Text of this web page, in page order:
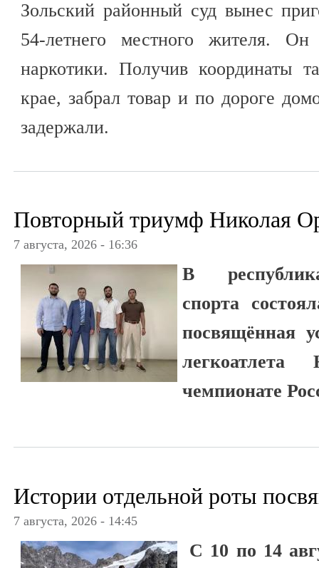
Зольский районный суд вынес
54-летнего местного жителя. Он
наркотики. Получив координаты
крае, забрал товар и по дороге
задержали.
Повторный триумф Николая
7 августа, 2026 - 16:36
В
спорта
посвящённая
чемпионате
Истории отдельной роты
7 августа, 2026 - 14:45
С 10 по 14